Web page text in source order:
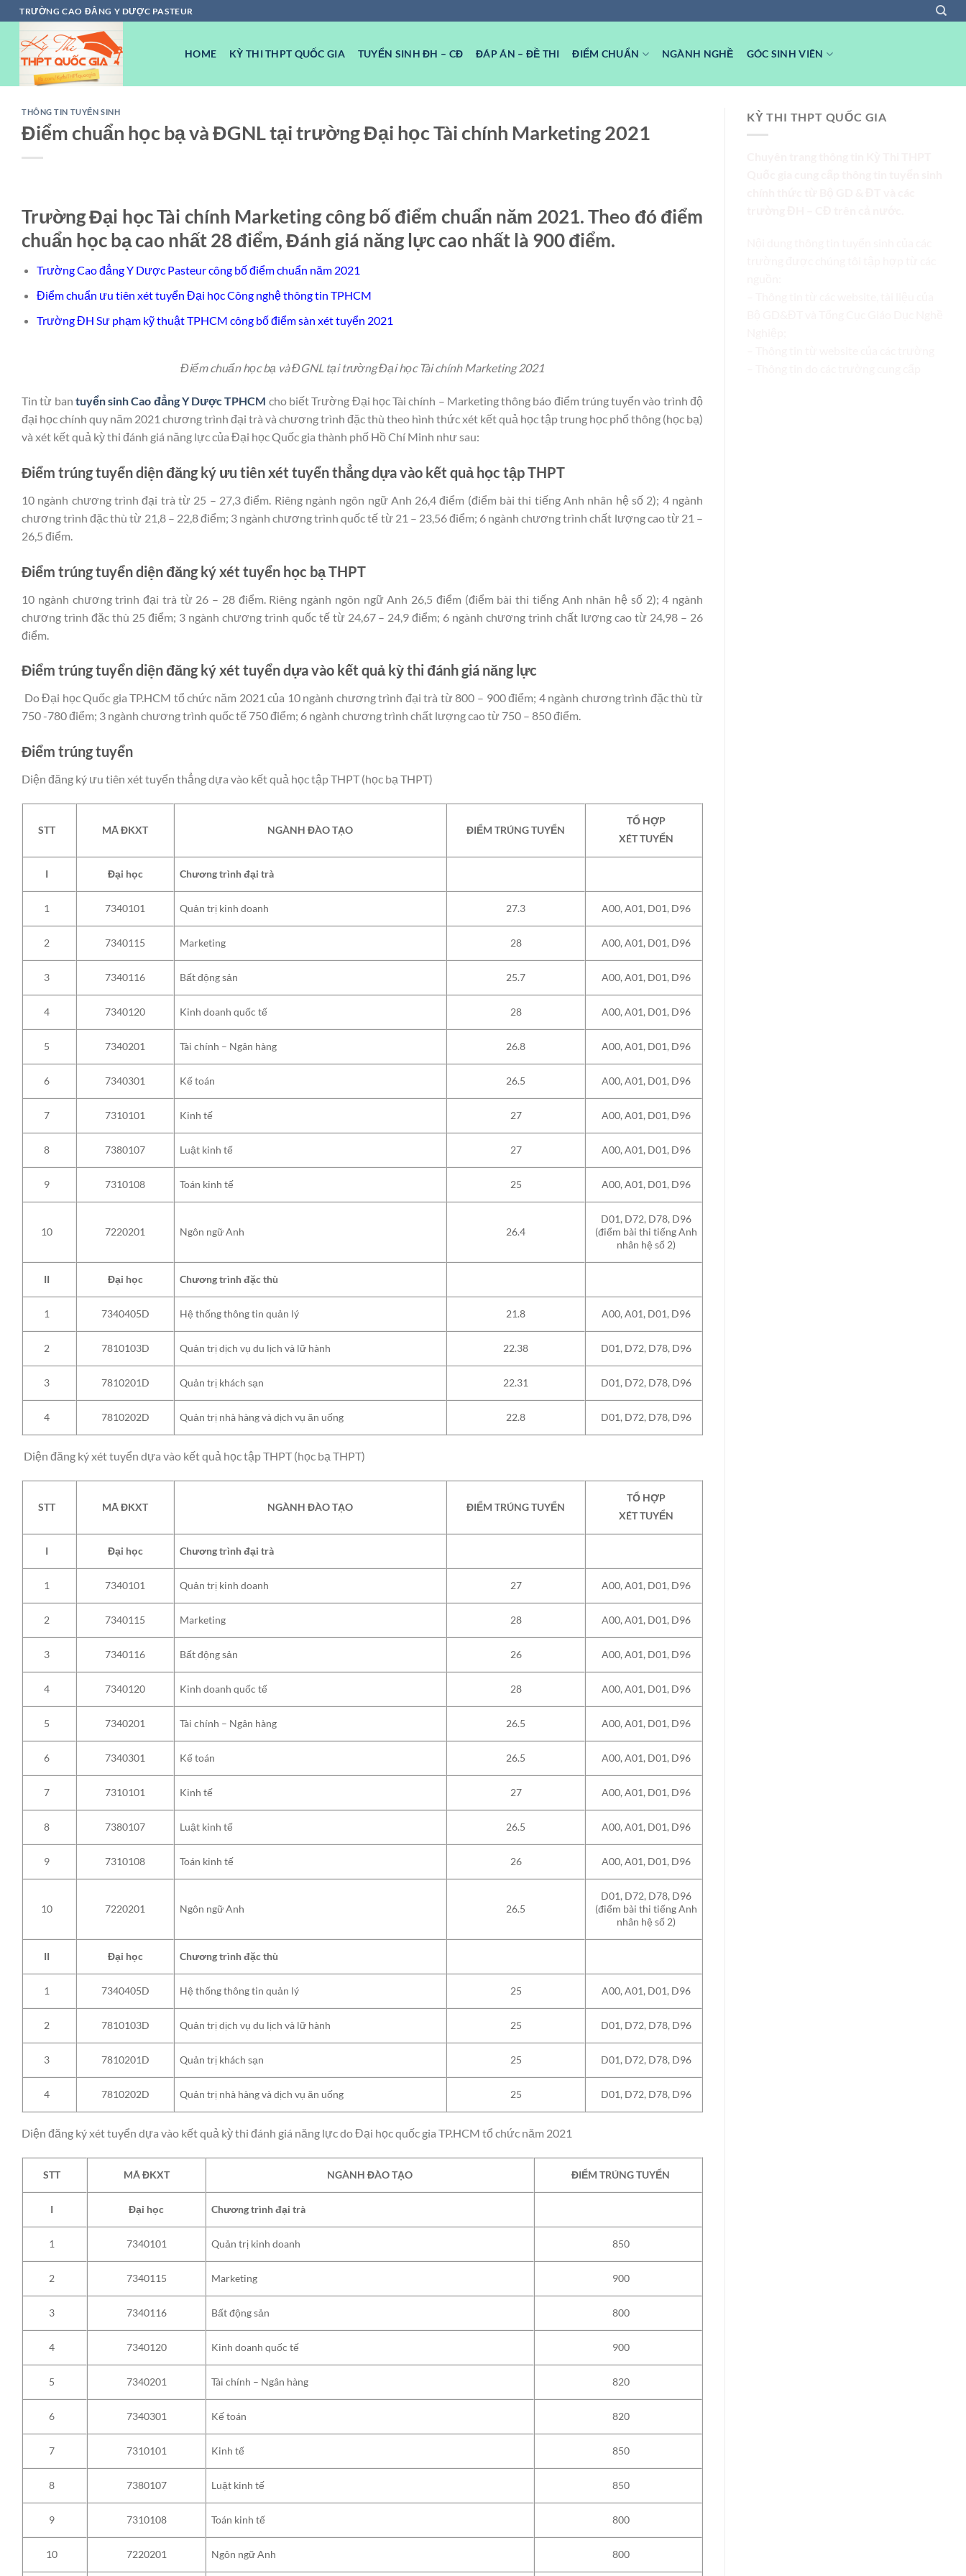
Chuyển
đến
dung
TRƯỜNG CAO ĐẲNG Y DƯỢC PASTEUR
HOME KỲ THI THPT QUỐC GIA TUYỂN SINH ĐH – CĐ ĐÁP ÁN – ĐỀ THI ĐIỂM CHUẨN NGÀNH NGHỀ GÓC SINH VIÊN
THÔNG TIN TUYỂN SINH
Điểm chuẩn học bạ và ĐGNL tại trường Đại học Tài chính Marketing 2021
Trường Đại học Tài chính Marketing công bố điểm chuẩn năm 2021. Theo đó điểm
chuẩn học bạ cao nhất 28 điểm, Đánh giá năng lực cao nhất là 900 điểm.
Trường Cao đẳng Y Dược Pasteur công bố điểm chuẩn năm 2021
Điểm chuẩn ưu tiên xét tuyển Đại học Công nghệ thông tin TPHCM
Trường ĐH Sư phạm kỹ thuật TPHCM công bố điểm sàn xét tuyển 2021
Điểm chuẩn học bạ và ĐGNL tại trường Đại học Tài chính Marketing 2021
Tin từ ban tuyển sinh Cao đẳng Y Dược TPHCM cho biết Trường Đại học Tài chính – Marketing thông báo điểm trúng tuyển vào trình độ
đại học chính quy năm 2021 chương trình đại trà và chương trình đặc thù theo hình thức xét kết quả học tập trung học phổ thông (học bạ)
và xét kết quả kỳ thi đánh giá năng lực của Đại học Quốc gia thành phố Hồ Chí Minh như sau:
Điểm trúng tuyển diện đăng ký ưu tiên xét tuyển thẳng dựa vào kết quả học tập THPT
10 ngành chương trình đại trà từ 25 – 27,3 điểm. Riêng ngành ngôn ngữ Anh 26,4 điểm (điểm bài thi tiếng Anh nhân hệ số 2); 4 ngành
chương trình đặc thù từ 21,8 – 22,8 điểm; 3 ngành chương trình quốc tế từ 21 – 23,56 điểm; 6 ngành chương trình chất lượng cao từ 21 –
26,5 điểm.
Điểm trúng tuyển diện đăng ký xét tuyển học bạ THPT
10 ngành chương trình đại trà từ 26 – 28 điểm. Riêng ngành ngôn ngữ Anh 26,5 điểm (điểm bài thi tiếng Anh nhân hệ số 2); 4 ngành
chương trình đặc thù 25 điểm; 3 ngành chương trình quốc tế từ 24,67 – 24,9 điểm; 6 ngành chương trình chất lượng cao từ 24,98 – 26
điểm.
Điểm trúng tuyển diện đăng ký xét tuyển dựa vào kết quả kỳ thi đánh giá năng lực
Do Đại học Quốc gia TP.HCM tổ chức năm 2021 của 10 ngành chương trình đại trà từ 800 – 900 điểm; 4 ngành chương trình đặc thù từ
750 -780 điểm; 3 ngành chương trình quốc tế 750 điểm; 6 ngành chương trình chất lượng cao từ 750 – 850 điểm.
Điểm trúng tuyển
Diện đăng ký ưu tiên xét tuyển thẳng dựa vào kết quả học tập THPT (học bạ THPT)
STT MÃ ĐKXT NGÀNH ĐÀO TẠO ĐIỂM TRÚNG TUYỂN
TỔ HỢP
XÉT TUYỂN
I Đại học Chương trình đại trà
1 7340101 Quản trị kinh doanh 27.3 A00, A01, D01, D96
2 7340115 Marketing 28 A00, A01, D01, D96
3 7340116 Bất động sản 25.7 A00, A01, D01, D96
4 7340120 Kinh doanh quốc tế 28 A00, A01, D01, D96
5 7340201 Tài chính – Ngân hàng 26.8 A00, A01, D01, D96
6 7340301 Kế toán 26.5 A00, A01, D01, D96
7 7310101 Kinh tế 27 A00, A01, D01, D96
8 7380107 Luật kinh tế 27 A00, A01, D01, D96
9 7310108 Toán kinh tế 25 A00, A01, D01, D96
10 7220201 Ngôn ngữ Anh 26.4
D01, D72, D78, D96
(điểm bài thi tiếng Anh
nhân hệ số 2)
II Đại học Chương trình đặc thù
1 7340405D Hệ thống thông tin quản lý 21.8 A00, A01, D01, D96
2 7810103D Quản trị dịch vụ du lịch và lữ hành 22.38 D01, D72, D78, D96
3 7810201D Quản trị khách sạn 22.31 D01, D72, D78, D96
4 7810202D Quản trị nhà hàng và dịch vụ ăn uống 22.8 D01, D72, D78, D96
Diện đăng ký xét tuyển dựa vào kết quả học tập THPT (học bạ THPT)
STT MÃ ĐKXT NGÀNH ĐÀO TẠO ĐIỂM TRÚNG TUYỂN
TỔ HỢP
XÉT TUYỂN
I Đại học Chương trình đại trà
1 7340101 Quản trị kinh doanh 27 A00, A01, D01, D96
2 7340115 Marketing 28 A00, A01, D01, D96
3 7340116 Bất động sản 26 A00, A01, D01, D96
4 7340120 Kinh doanh quốc tế 28 A00, A01, D01, D96
5 7340201 Tài chính – Ngân hàng 26.5 A00, A01, D01, D96
6 7340301 Kế toán 26.5 A00, A01, D01, D96
7 7310101 Kinh tế 27 A00, A01, D01, D96
8 7380107 Luật kinh tế 26.5 A00, A01, D01, D96
9 7310108 Toán kinh tế 26 A00, A01, D01, D96
10 7220201 Ngôn ngữ Anh 26.5
D01, D72, D78, D96
(điểm bài thi tiếng Anh
nhân hệ số 2)
II Đại học Chương trình đặc thù
1 7340405D Hệ thống thông tin quản lý 25 A00, A01, D01, D96
2 7810103D Quản trị dịch vụ du lịch và lữ hành 25 D01, D72, D78, D96
3 7810201D Quản trị khách sạn 25 D01, D72, D78, D96
4 7810202D Quản trị nhà hàng và dịch vụ ăn uống 25 D01, D72, D78, D96
Diện đăng ký xét tuyển dựa vào kết quả kỳ thi đánh giá năng lực do Đại học quốc gia TP.HCM tổ chức năm 2021
STT MÃ ĐKXT NGÀNH ĐÀO TẠO ĐIỂM TRÚNG TUYỂN
I Đại học Chương trình đại trà
1 7340101 Quản trị kinh doanh 850
2 7340115 Marketing 900
3 7340116 Bất động sản 800
4 7340120 Kinh doanh quốc tế 900
5 7340201 Tài chính – Ngân hàng 820
6 7340301 Kế toán 820
7 7310101 Kinh tế 850
8 7380107 Luật kinh tế 850
9 7310108 Toán kinh tế 800
10 7220201 Ngôn ngữ Anh 800
KỲ THI THPT QUỐC GIA